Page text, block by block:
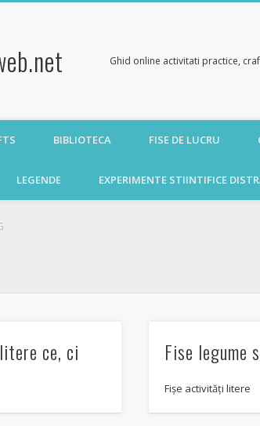
Ghid online activitati practice,
BIBLIOTECA FISE DE LUCRU
LEGENDE EXPERIMENTE STIINTIFICE
ce, ci Fise legume
Fișe activități litere